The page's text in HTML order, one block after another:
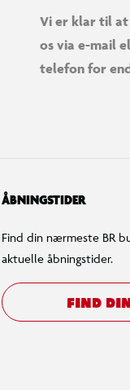
Vi er klar til
os via e-mail
telefon for
ÅBNINGSTIDER
Find din nærmeste BR
aktuelle åbningstider.
FIND